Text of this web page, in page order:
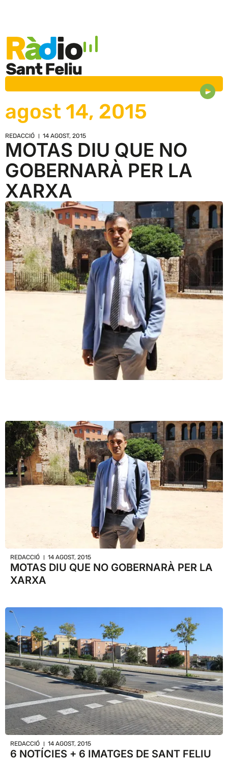
agost 14, 2015
REDACCIÓ 14 AGOST, 2015
MOTAS DIU QUE NO
GOBERNARÀ PER LA
XARXA
REDACCIÓ 14 AGOST, 2015
MOTAS DIU QUE NO GOBERNARÀ PER LA
XARXA
REDACCIÓ 14 AGOST, 2015
6 NOTÍCIES + 6 IMATGES DE SANT FELIU